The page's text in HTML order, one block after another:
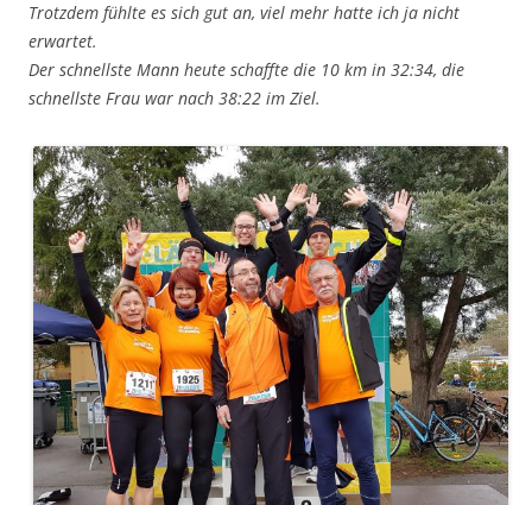
Trotzdem fühlte es sich gut an, viel mehr hatte ich ja nicht
erwartet.
Der schnellste Mann heute schaffte die 10 km in 32:34, die
schnellste Frau war nach 38:22 im Ziel.